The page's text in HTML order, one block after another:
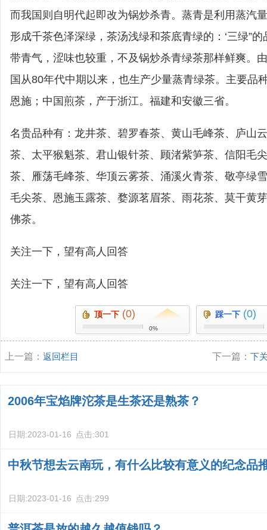
而我国则自明代起即改为锅炒杀青。蒸青是利用蒸汽
形成千茶色泽深绿，茶汤浅绿和茶底青绿的：‘三绿”
带青气，涩味也较重，不及锅炒杀青绿茶那样鲜爽。
国从80年代中期以来，也生产少量蒸青绿茶。主要品
恩施；中国煎茶，产于浙江。福建和安徽三省。
名贵品种有：龙井茶、碧罗春茶、黄山毛峰茶、庐山
茶、太平猴魁茶、君山银针茶、顾渚紫笋茶、信阳毛
茶、雁荡毛峰茶、华顶云雾茶、涌溪火青茶、敬亭绿
毛尖茶、恩施玉露茶、婺源茗眉茶、雨花茶、莫干黄
佛茶。
关注一下，望有高人回答
关注一下，望有高人回答
顶一下 (0)
0%
踩一下 (0)
上一篇： 返回栏目 下一篇：下
2006年宝焰牌沱茶是生茶还是熟茶？
日期:2023-01-16 点击:301
中秋节想去云南玩，有什么比较有意义的纪念品
日期:2023-01-16 点击:299